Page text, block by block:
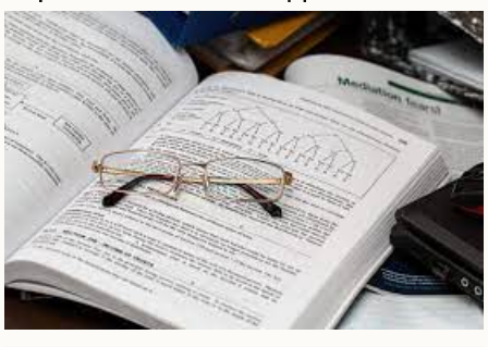
Інформаційний центр ЄС
Електронна читальна зала та Internet-ресурси
Бібліотеки України
ХУУП імені Леоніда Юзькова на сторінках Вікіпедії
Фотогалерея
Ресурси
ЕЛЕКТРОННІ РЕСУРСИ ХУУП
Електронний каталог
Картотека авторефератів
Картотека дисертацій
Картотека наукових праць